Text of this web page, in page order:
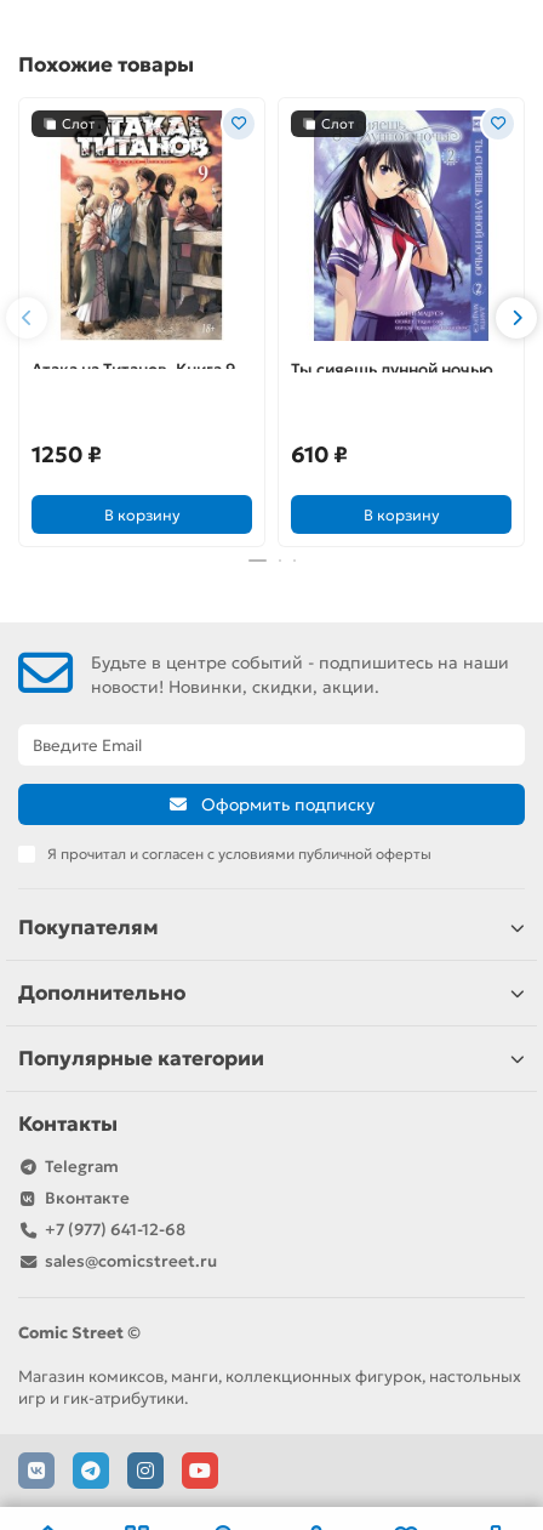
Похожие товары
Слот
Атака на Титанов. Книга 9
1250 ₽
В корзину
Слот
Ты сияешь лунной ночью.
610 ₽
В корзину
Будьте в центре событий - подпишитесь на наши
новости! Новинки, скидки, акции.
Оформить подписку
Я прочитал и согласен с условиями публичной оферты
Покупателям
Дополнительно
Популярные категории
Контакты
Telegram
Вконтакте
+7 (977) 641-12-68
sales@comicstreet.ru
Comic Street ©
Магазин комиксов, манги, коллекционных фигурок, настольных
игр и гик-атрибутики.